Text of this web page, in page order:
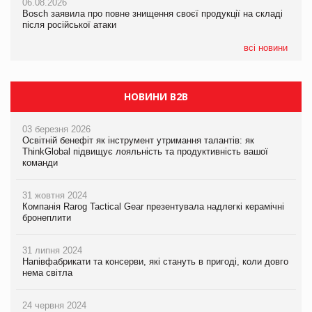
06.08.2026
Bosch заявила про повне знищення своєї продукції на складі
після російської атаки
всі новини
новинки від ТМ ТОКЕРИ
Сергій Лісунов про заморожені хлібобулочні вироби на
06.08.2026
Bosch заявила про повне знищення своєї продукції на складі
після російської атаки
НОВИНИ B2B
03 березня 2026
Освітній бенефіт як інструмент утримання талантів: як
ThinkGlobal підвищує лояльність та продуктивність вашої
команди
31 жовтня 2024
Компанія Rarog Tactical Gear презентувала надлегкі керамічні
бронеплити
31 липня 2024
Напівфабрикати та консерви, які стануть в пригоді, коли довго
нема світла
24 червня 2024